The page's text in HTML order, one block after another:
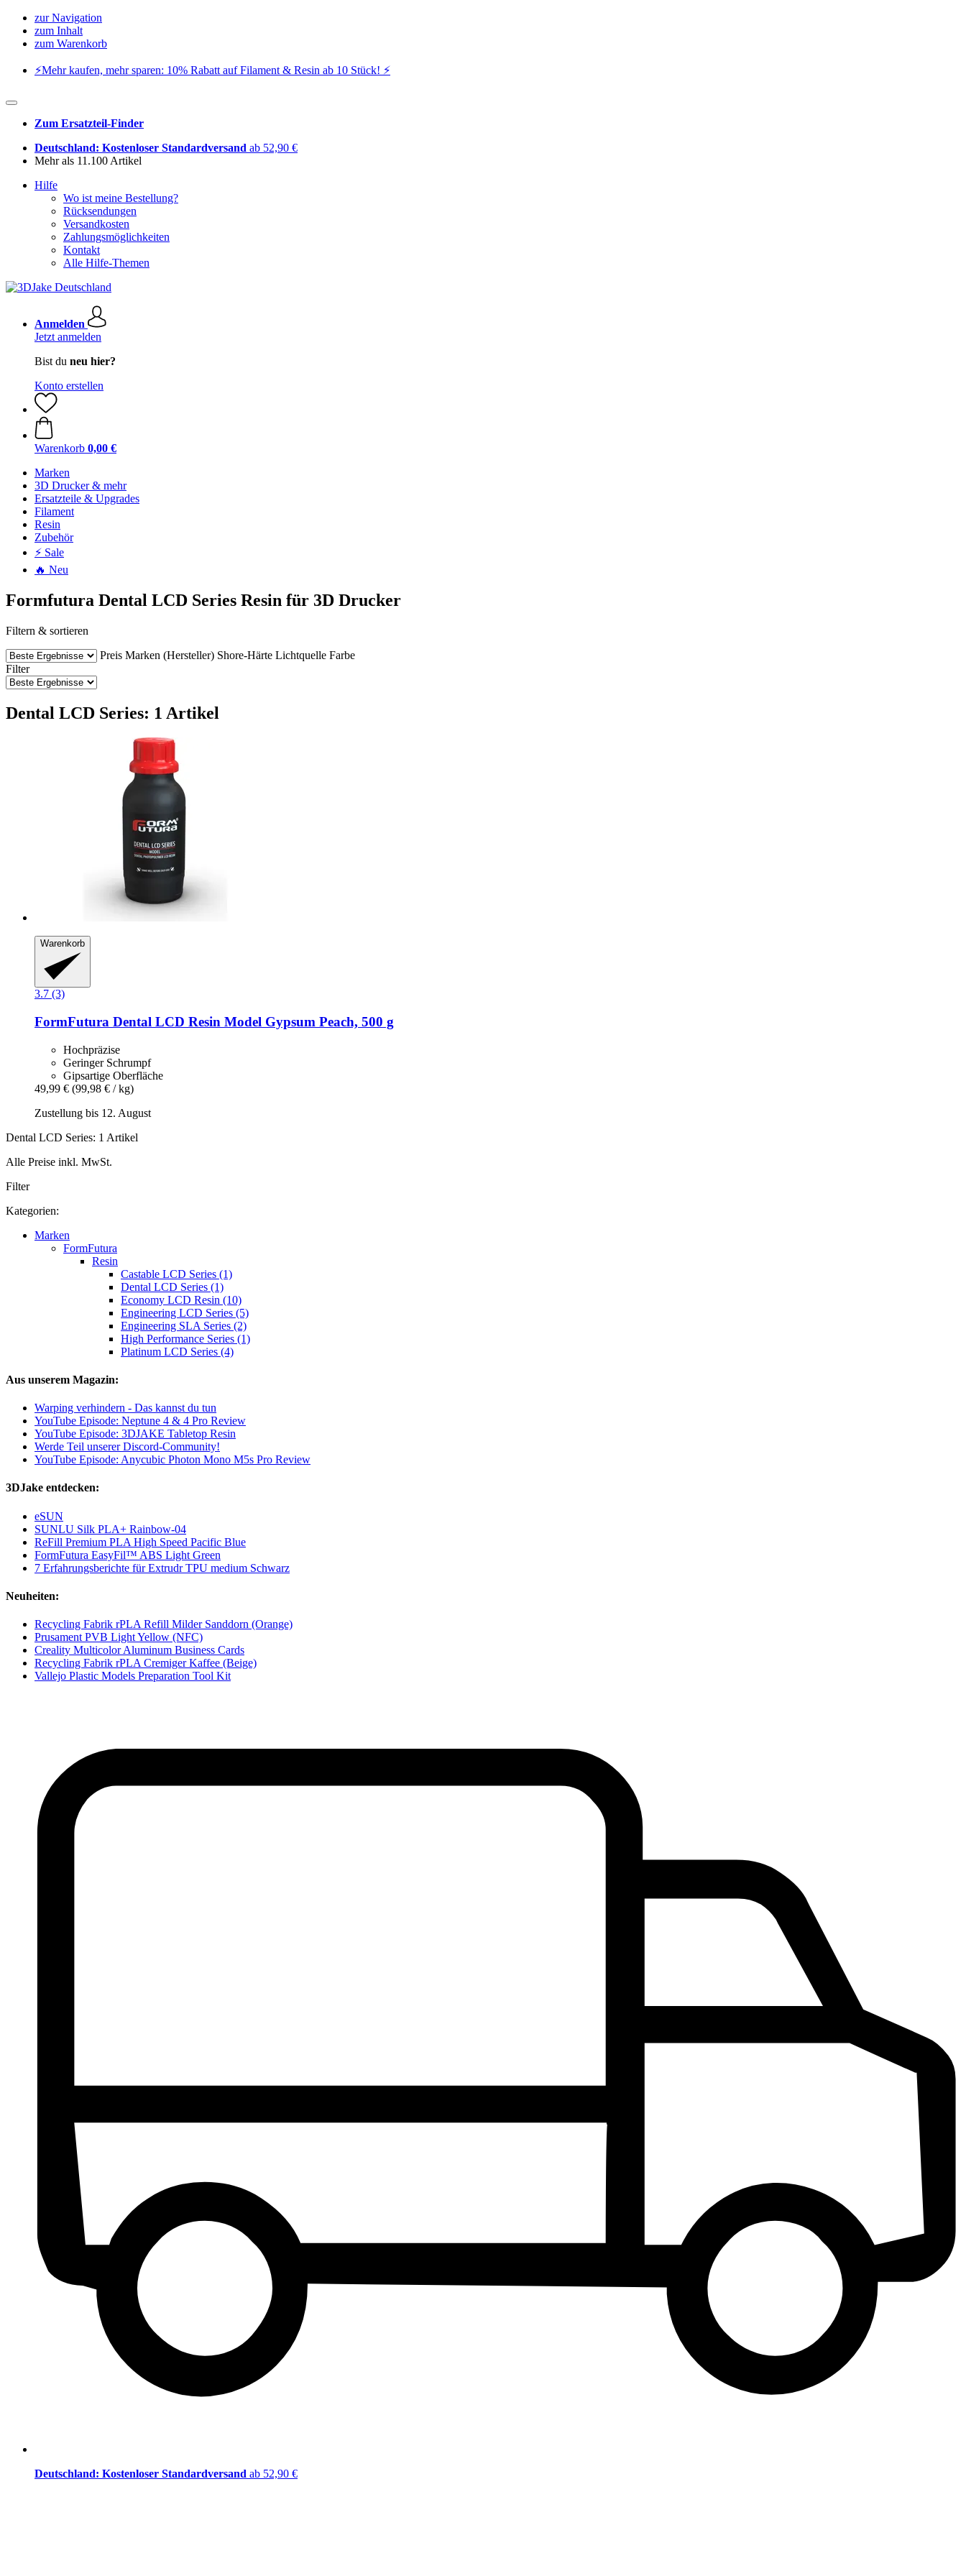
zur Navigation
zum Inhalt
zum Warenkorb
⚡️Mehr kaufen, mehr sparen: 10% Rabatt auf Filament & Resin ab 10 Stück! ⚡️
Zum Ersatzteil-Finder
Deutschland: Kostenloser Standardversand ab 52,90 €
Mehr als 11.100 Artikel
Hilfe
Wo ist meine Bestellung?
Rücksendungen
Versandkosten
Zahlungsmöglichkeiten
Kontakt
Alle Hilfe-Themen
Anmelden
Jetzt anmelden
Bist du neu hier?
Konto erstellen
Warenkorb 0,00 €
Marken
3D Drucker & mehr
Ersatzteile & Upgrades
Filament
Resin
Zubehör
⚡ Sale
🔥 Neu
Formfutura Dental LCD Series Resin für 3D Drucker
Filtern & sortieren
Preis Marken (Hersteller) Shore-Härte Lichtquelle Farbe
Filter
Dental LCD Series: 1 Artikel
Warenkorb
3.7 (3)
FormFutura Dental LCD Resin Model Gypsum Peach, 500 g
Hochpräzise
Geringer Schrumpf
Gipsartige Oberfläche
49,99 € (99,98 € / kg)
Zustellung bis 12. August
Dental LCD Series: 1 Artikel
Alle Preise inkl. MwSt.
Filter
Kategorien:
Marken
FormFutura
Resin
Castable LCD Series (1)
Dental LCD Series (1)
Economy LCD Resin (10)
Engineering LCD Series (5)
Engineering SLA Series (2)
High Performance Series (1)
Platinum LCD Series (4)
Aus unserem Magazin:
Warping verhindern - Das kannst du tun
YouTube Episode: Neptune 4 & 4 Pro Review
YouTube Episode: 3DJAKE Tabletop Resin
Werde Teil unserer Discord-Community!
YouTube Episode: Anycubic Photon Mono M5s Pro Review
3DJake entdecken:
eSUN
SUNLU Silk PLA+ Rainbow-04
ReFill Premium PLA High Speed Pacific Blue
FormFutura EasyFil™ ABS Light Green
7 Erfahrungsberichte für Extrudr TPU medium Schwarz
Neuheiten:
Recycling Fabrik rPLA Refill Milder Sanddorn (Orange)
Prusament PVB Light Yellow (NFC)
Creality Multicolor Aluminum Business Cards
Recycling Fabrik rPLA Cremiger Kaffee (Beige)
Vallejo Plastic Models Preparation Tool Kit
Deutschland: Kostenloser Standardversand ab 52,90 €